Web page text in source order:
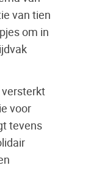
van tien
om in
voor
tevens